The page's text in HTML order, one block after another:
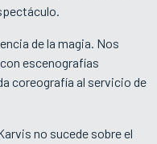
de la magia. Nos
escenografías
coreografía al servicio de
no sucede sobre el